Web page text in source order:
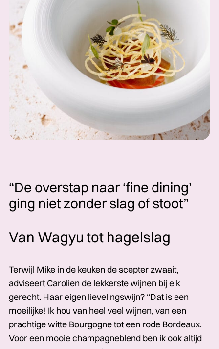
“De overstap naar ‘fine dining’
ging niet zonder slag of stoot”
Van Wagyu tot hagelslag
Terwijl Mike in de keuken de scepter zwaait,
adviseert Carolien de lekkerste wijnen bij elk
gerecht. Haar eigen lievelingswijn? “Dat is een
moeilijke! Ik hou van heel veel wijnen, van een
prachtige witte Bourgogne tot een rode Bordeaux.
Voor een mooie champagneblend ben ik ook altijd